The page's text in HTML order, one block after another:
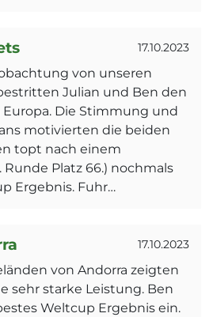
17.10.2023
von unseren
Julian und Ben den
Die Stimmung und
motivierten die beiden
topt nach einem
Runde Platz 66.) nochmals
Ergebnis. Fuhr…
17.10.2023
von Andorra zeigten
sehr starke Leistung. Ben
Weltcup Ergebnis ein.